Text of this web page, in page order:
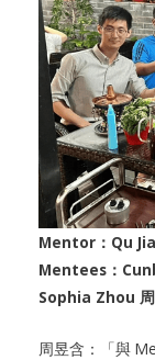
Mentor：Qu
Mentees：
Sophia Zhou
周昱含：「與